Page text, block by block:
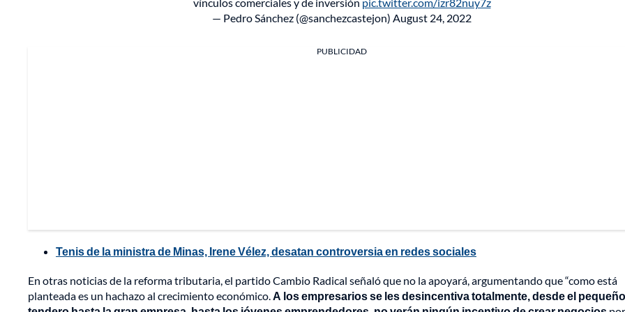
— Pedro Sánchez (@sanchezcastejon) August 24, 2022
PUBLICIDAD
Tenis de la ministra de Minas, Irene Vélez, desatan controversia en redes sociales
En otras noticias de la reforma tributaria, el partido Cambio Radical señaló que no la apoyará, argumentando que “como está
planteada es un hachazo al crecimiento económico.A los empresarios se les desincentiva totalmente, desde el pequeño